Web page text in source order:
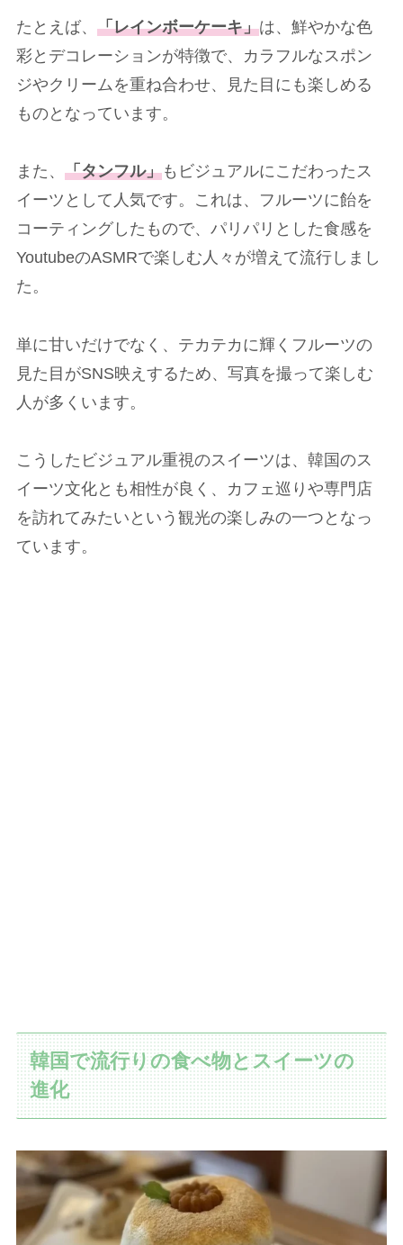
たとえば、 「レインボーケーキ」は、鮮やかな色
彩とデコレーションが特徴で、カラフルなスポン
ジやクリームを重ね合わせ、見た目にも楽しめる
ものとなっています。
また、 「タンフル」もビジュアルにこだわったス
イーツとして人気です。これは、フルーツに飴を
コーティングしたもので、パリパリとした食感を
YoutubeのASMRで楽しむ人々が増えて流行しまし
た。
単に甘いだけでなく、テカテカに輝くフルーツの
見た目がSNS映えするため、写真を撮って楽しむ
人が多くいます。
こうしたビジュアル重視のスイーツは、韓国のス
イーツ文化とも相性が良く、カフェ巡りや専門店
を訪れてみたいという観光の楽しみの一つとなっ
ています。
韓国で流行りの食べ物とスイーツの
進化